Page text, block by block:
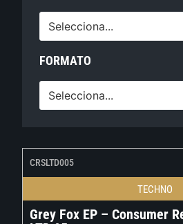
Selecciona...
FORMATO
Selecciona...
CRSLTD005
TECHNO
Grey Fox EP – Consumer